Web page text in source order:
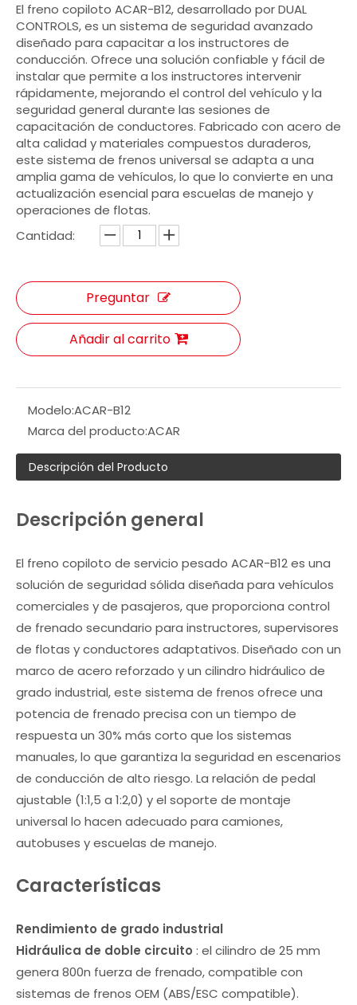
El freno copiloto ACAR-B12, desarrollado por DUAL
CONTROLS, es un sistema de seguridad avanzado
diseñado para capacitar a los instructores de
conducción. Ofrece una solución confiable y fácil de
instalar que permite a los instructores intervenir
rápidamente, mejorando el control del vehículo y la
seguridad general durante las sesiones de
capacitación de conductores. Fabricado con acero de
alta calidad y materiales compuestos duraderos,
este sistema de frenos universal se adapta a una
amplia gama de vehículos, lo que lo convierte en una
actualización esencial para escuelas de manejo y
operaciones de flotas.
Cantidad:
Preguntar
Añadir al carrito
Modelo:ACAR-B12
Marca del producto:ACAR
Descripción del Producto
Descripción general
El freno copiloto de servicio pesado ACAR-B12 es una
solución de seguridad sólida diseñada para vehículos
comerciales y de pasajeros, que proporciona control
de frenado secundario para instructores, supervisores
de flotas y conductores adaptativos. Diseñado con un
marco de acero reforzado y un cilindro hidráulico de
grado industrial, este sistema de frenos ofrece una
potencia de frenado precisa con un tiempo de
respuesta un 30% más corto que los sistemas
manuales, lo que garantiza la seguridad en escenarios
de conducción de alto riesgo. La relación de pedal
ajustable (1:1,5 a 1:2,0) y el soporte de montaje
universal lo hacen adecuado para camiones,
autobuses y escuelas de manejo.
Características
Rendimiento de grado industrial
Hidráulica de doble circuito : el cilindro de 25 mm
genera 800n fuerza de frenado, compatible con
sistemas de frenos OEM (ABS/ESC compatible).